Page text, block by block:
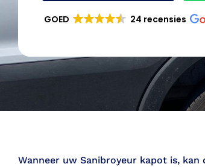
GOED 24 recensies
Wanneer uw Sanibroyeur kapot is,